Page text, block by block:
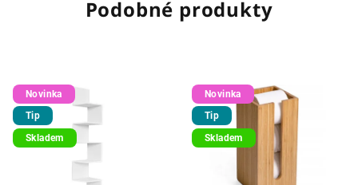
Podobné produkty
Novinka
Tip
Skladem
Novinka
Tip
Skladem